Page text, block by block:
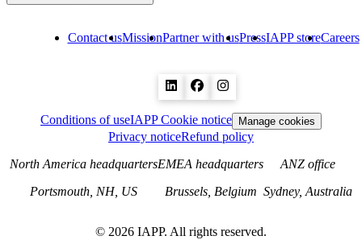
Contact usMissionPartner with usPressIAPP storeCareers
Conditions of useIAPP Cookie notice Manage cookies
Privacy noticeRefund policy
North America headquarters
Portsmouth, NH, US
EMEA headquarters
Brussels, Belgium
ANZ office
Sydney, Australia
© 2026 IAPP. All rights reserved.